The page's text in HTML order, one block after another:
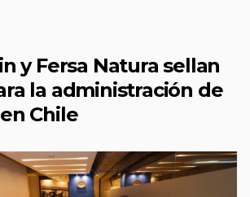
y Fersa Natura sellan
la administración de
Chile